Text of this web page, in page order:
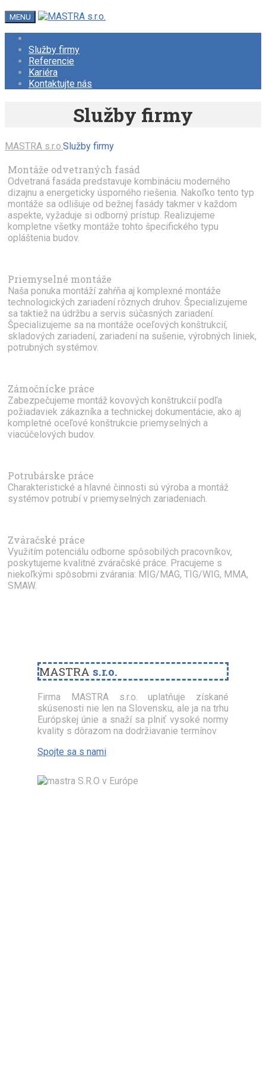
MENU
Služby firmy
Referencie
Kariéra
Kontaktujte nás
Služby firmy
MASTRA s.r.o.Služby firmy
Montáže odvetraných fasád
Odvetraná fasáda predstavuje kombináciu moderného
dizajnu a energeticky úsporného riešenia. Nakoľko tento typ
montáže sa odlišuje od bežnej fasády takmer v každom
aspekte, vyžaduje si odborný prístup. Realizujeme
kompletne všetky montáže tohto špecifického typu
opláštenia budov.
Priemyselné montáže
Naša ponuka montáží zahŕňa aj komplexné montáže
technologických zariadení rôznych druhov. Špecializujeme
sa taktiež na údržbu a servis súčasných zariadení.
Špecializujeme sa na montáže oceľových konštrukcií,
skladových zariadení, zariadení na sušenie, výrobných liniek,
potrubných systémov.
Zámočnícke práce
Zabezpečujeme montáž kovových konštrukcií podľa
požiadaviek zákazníka a technickej dokumentácie, ako aj
kompletné oceľové konštrukcie priemyselných a
viacúčelových budov.
Potrubárske práce
Charakteristické a hlavné činnosti sú výroba a montáž
systémov potrubí v priemyselných zariadeniach.
Zváračské práce
Využitím potenciálu odborne spôsobilých pracovníkov,
poskytujeme kvalitné zváračské práce. Pracujeme s
niekoľkými spôsobmi zvárania: MIG/MAG, TIG/WIG, MMA,
SMAW.
MASTRA s.r.o.
Firma MASTRA s.r.o. uplatňuje získané
skúsenosti nie len na Slovensku, ale ja na trhu
Európskej únie a snaží sa plniť vysoké normy
kvality s dôrazom na dodržiavanie termínov
Spojte sa s nami